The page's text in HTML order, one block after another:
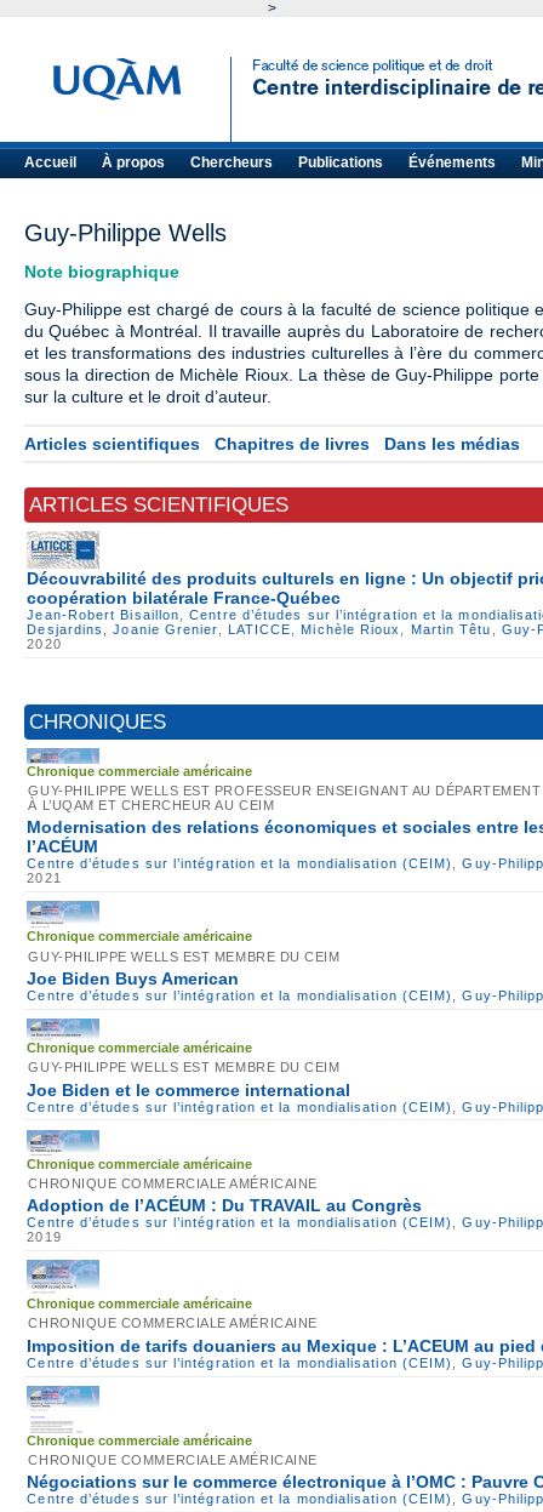
>
Accueil À propos Chercheurs Publications Événements
Guy-Philippe Wells
Note biographique
Guy-Philippe est chargé de cours à la faculté de science politique
du Québec à Montréal. Il travaille auprès du Laboratoire de
et les transformations des industries culturelles à l’ère du
sous la direction de Michèle Rioux. La thèse de Guy-Philippe porte
sur la culture et le droit d’auteur.
Articles scientifiques Chapitres de livres Dans les médias
ARTICLES SCIENTIFIQUES
Découvrabilité des produits culturels en ligne : Un objectif
coopération bilatérale France-Québec
Jean-Robert Bisaillon ,Centre d’études sur l’intégration et la
Desjardins
,Joanie Grenier LATICCE ,Michèle Rioux Martin Têtu
Guy-
2020
CHRONIQUES
Chronique commerciale américaine
GUY-PHILIPPE WELLS EST PROFESSEUR ENSEIGNANT AU
À L’UQAM ET CHERCHEUR AU CEIM
Modernisation des relations économiques et sociales entre
l’ACÉUM
Centre d’études sur l’intégration et la mondialisation (CEIM) ,Guy-
2021
Chronique commerciale américaine
GUY-PHILIPPE WELLS EST MEMBRE DU CEIM
Joe Biden Buys American
Centre d’études sur l’intégration et la mondialisation (CEIM) ,Guy-
Chronique commerciale américaine
GUY-PHILIPPE WELLS EST MEMBRE DU CEIM
Joe Biden et le commerce international
Centre d’études sur l’intégration et la mondialisation (CEIM) ,Guy-
Chronique commerciale américaine
CHRONIQUE COMMERCIALE AMÉRICAINE
Adoption de l’ACÉUM : Du TRAVAIL au Congrès
Centre d’études sur l’intégration et la mondialisation (CEIM) ,Guy-
2019
Chronique commerciale américaine
CHRONIQUE COMMERCIALE AMÉRICAINE
Imposition de tarifs douaniers au Mexique : L’ACEUM au pied
Centre d’études sur l’intégration et la mondialisation (CEIM) ,Guy-
Chronique commerciale américaine
CHRONIQUE COMMERCIALE AMÉRICAINE
Négociations sur le commerce électronique à l’OMC : Pauvre
Centre d’études sur l’intégration et la mondialisation (CEIM) ,Guy-